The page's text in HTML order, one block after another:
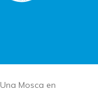
Una Mosca en